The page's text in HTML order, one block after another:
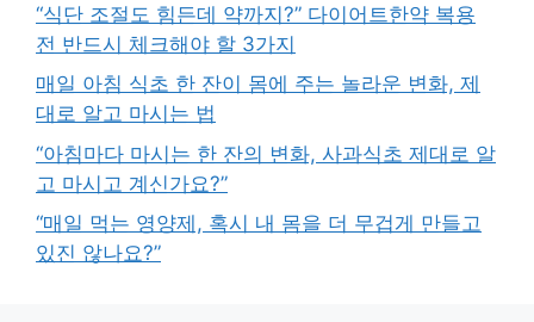
“식단 조절도 힘든데 약까지?” 다이어트한약 복용
전 반드시 체크해야 할 3가지
매일 아침 식초 한 잔이 몸에 주는 놀라운 변화, 제
대로 알고 마시는 법
“아침마다 마시는 한 잔의 변화, 사과식초 제대로 알
고 마시고 계신가요?”
“매일 먹는 영양제, 혹시 내 몸을 더 무겁게 만들고
있진 않나요?”